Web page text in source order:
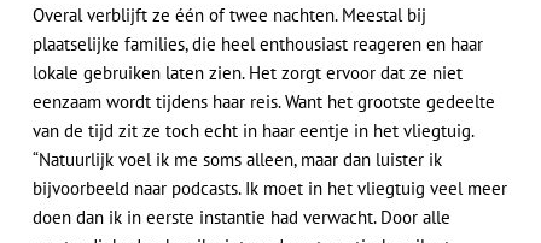
Overal verblijft ze één of twee nachten. Meestal bij
plaatselijke families, die heel enthousiast reageren en haar
lokale gebruiken laten zien. Het zorgt ervoor dat ze niet
eenzaam wordt tijdens haar reis. Want het grootste gedeelte
van de tijd zit ze toch echt in haar eentje in het vliegtuig.
“Natuurlijk voel ik me soms alleen, maar dan luister ik
bijvoorbeeld naar podcasts. Ik moet in het vliegtuig veel meer
doen dan ik in eerste instantie had verwacht. Door alle